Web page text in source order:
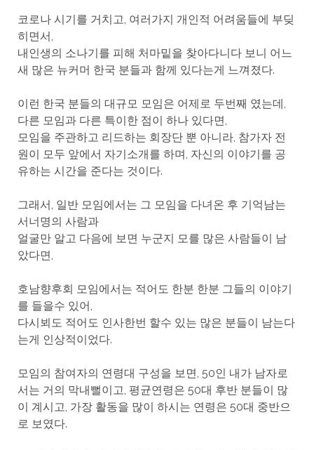
코로나 시기를 거치고, 여러가지 개인적 어려움들에 부딪
히면서,
내인생의 소나기를 피해 처마밑을 찾아다니다 보니 어느
새 많은 뉴커머 한국 분들과 함께 있다는게 느껴졌다.
이런 한국 분들의 대규모 모임은 어제로 두번째 였는데,
다른 모임과 다른 특이한 점이 하나 있다면,
모임을 주관하고 리드하는 회장단 뿐 아니라, 참가자 전
원이 모두 앞에서 자기소개를 하며, 자신의 이야기를 공
유하는 시간을 준다는 것이다.
그래서, 일반 모임에서는 그 모임을 다녀온 후 기억남는
서너명의 사람과
얼굴만 알고 다음에 보면 누군지 모를 많은 사람들이 남
았다면,
호남향후회 모임에서는 적어도 한분 한분 그들의 이야기
를 들을수 있어,
다시뵈도 적어도 인사한번 할수 있는 많은 분들이 남는다
는게 인상적이었다.
모임의 참여자의 연령대 구성을 보면, 50인 내가 남자로
서는 거의 막내뻘이고, 평균연령은 50대 후반 분들이 많
이 계시고, 가장 활동을 많이 하시는 연령은 50대 중반으
로 보였다.